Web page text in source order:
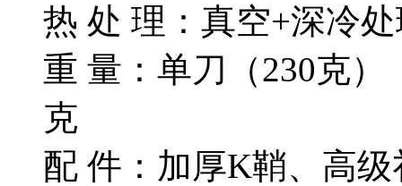
热 处 理：真空+深冷
重 量：单刀（230克
配 件：加厚K鞘、高级